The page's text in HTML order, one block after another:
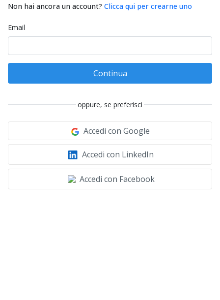
Non hai ancora un account? Clicca qui per crearne uno
Email
Continua
oppure, se preferisci
Accedi con Google
Accedi con LinkedIn
Accedi con Facebook